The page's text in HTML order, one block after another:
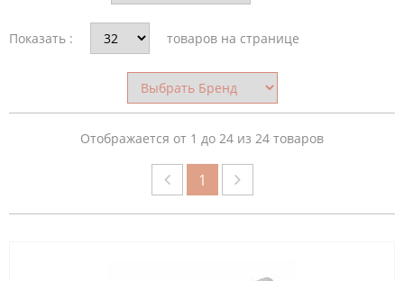
АБРАЗИВНОСТЬ
Показать : товаров на странице
Отображается от 1 до 24 из 24 товаров
1